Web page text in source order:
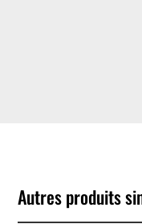
Autres produits